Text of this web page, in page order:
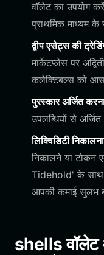
वॉलेट का उपयोग
प्राथमिक माध्यम के
द्वीप एसेट्स की
मार्केटप्लेस पर
कलेक्टिबल्स को
पुरस्कार अर्जित
उपलब्धियों से
लिक्विडिटी
निकालने या
Tidehold' के साथ
आपकी कमाई सुलभ
shells वॉलेट